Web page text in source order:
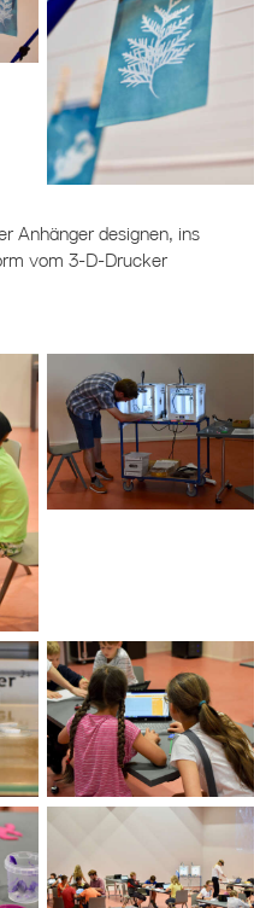
Anhänger designen, ins
vom 3-D-Drucker